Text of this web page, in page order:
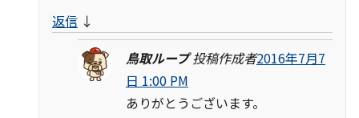
返信 ↓
鳥取ループ 投稿作成者2016年7月7
日 1:00 PM
ありがとうございます。